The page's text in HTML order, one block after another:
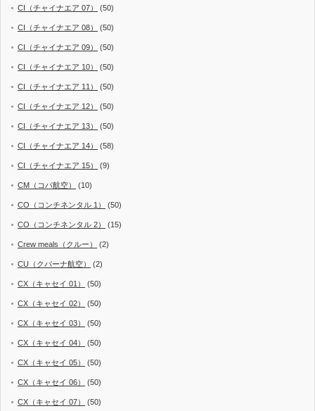
CI（チャイナエア 07） (50)
CI（チャイナエア 08） (50)
CI（チャイナエア 09） (50)
CI（チャイナエア 10） (50)
CI（チャイナエア 11） (50)
CI（チャイナエア 12） (50)
CI（チャイナエア 13） (50)
CI（チャイナエア 14） (58)
CI（チャイナエア 15） (9)
CM（コパ航空） (10)
CO（コンチネンタル 1） (50)
CO（コンチネンタル 2） (15)
Crew meals（クルー） (2)
CU（クバーナ航空） (2)
CX（キャセイ 01） (50)
CX（キャセイ 02） (50)
CX（キャセイ 03） (50)
CX（キャセイ 04） (50)
CX（キャセイ 05） (50)
CX（キャセイ 06） (50)
CX（キャセイ 07） (50)